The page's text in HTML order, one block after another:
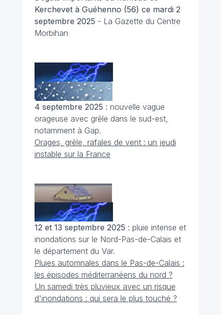
Kerchevet à Guéhenno (56) ce mardi 2
septembre 2025 - La Gazette du Centre
Morbihan
4 septembre 2025 : nouvelle vague
orageuse avec grêle dans le sud-est,
notamment à Gap.
Orages, grêle, rafales de vent : un jeudi
instable sur la France
12 et 13 septembre 2025 : pluie intense et
inondations sur le Nord-Pas-de-Calais et
le département du Var.
Pluies automnales dans le Pas-de-Calais :
les épisodes méditerranéens du nord ?
Un samedi très pluvieux avec un risque
d'inondations : qui sera le plus touché ?